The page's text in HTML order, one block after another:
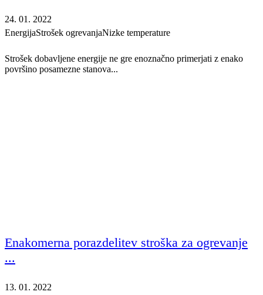
24. 01. 2022
EnergijaStrošek ogrevanjaNizke temperature
Strošek dobavljene energije ne gre enoznačno primerjati z enako
površino posamezne stanova...
Enakomerna porazdelitev stroška za ogrevanje
...
13. 01. 2022